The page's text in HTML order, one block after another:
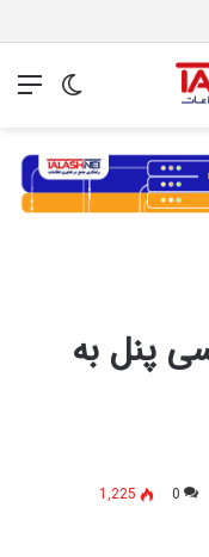
تغییر
پنل به
0
1,225